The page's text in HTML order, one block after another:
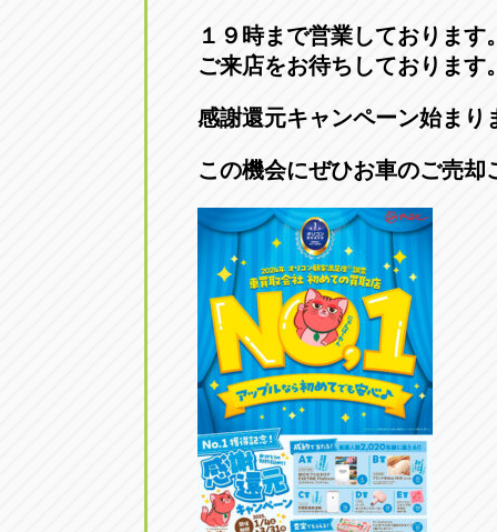
アップル
0566-43-
アップル
0569-35-
アップル
0568-76-
アップル
0561-53-
アップル
アップル碧南店
愛知県碧南市立山町4-32-1
アップル常滑店
愛知県常滑市長間37-1
アップル小牧店
愛知県小牧市久保新町20
アップル尾張旭店
愛知県尾張旭市印場元町5-2-8
アップル岩倉店
１９時まで営業しておりま
ご来店をお待ちしております
感謝還元キャンペーン始まり
この機会にぜひお車のご売却